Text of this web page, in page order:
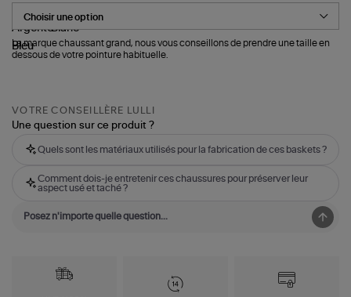
La marque chaussant grand, nous vous conseillons de prendre une taille en
dessous de votre pointure habituelle.
VOTRE CONSEILLÈRE LULLI
Une question sur ce produit ?
Quels sont les matériaux utilisés pour la fabrication de ces baskets ?
Comment dois-je entretenir ces chaussures pour préserver leur
aspect usé et taché ?